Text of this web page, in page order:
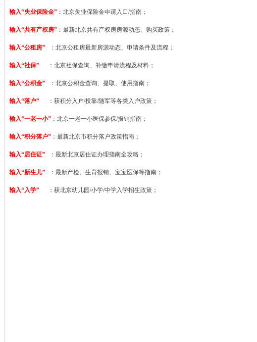
输入“失业保险金” ：北京失业保险金申请入口/指南；
输入“共有产权房” ：最新北京共有产权房房源动态、购买政策；
输入“公租房” ：北京公租房最新房源动态、申请条件及流程；
输入“社保” ：北京社保查询、补缴申请流程及材料；
输入“公积金” ：北京公积金查询、提取、使用指南；
输入“落户” ：获积分入户/投靠/随军等各类入户政策；
输入“一老一小” ：北京一老一小医保参保/报销指南；
输入“积分落户” ：最新北京市积分落户政策指南；
输入“居住证” ：最新北京居住证办理指南全攻略；
输入“新生儿” ：最新产检、生育报销、宝宝医保等指南；
输入“入学” ：获北京幼儿园/小学/中学入学招生政策；